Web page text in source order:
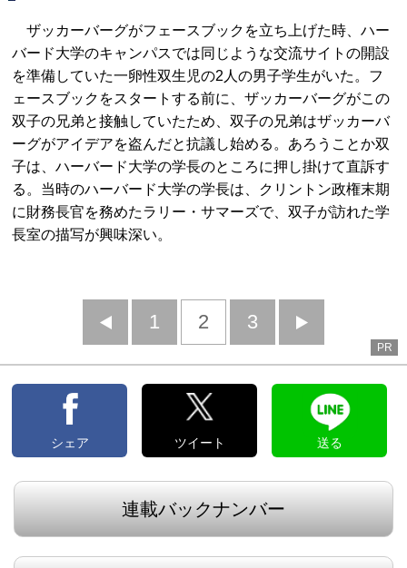
ザッカーバーグがフェースブックを立ち上げた時、ハー
バード大学のキャンパスでは同じような交流サイトの開設
を準備していた一卵性双生児の2人の男子学生がいた。フ
ェースブックをスタートする前に、ザッカーバーグがこの
双子の兄弟と接触していたため、双子の兄弟はザッカーバ
ーグがアイデアを盗んだと抗議し始める。あろうことか双
子は、ハーバード大学の学長のところに押し掛けて直訴す
る。当時のハーバード大学の学長は、クリントン政権末期
に財務長官を務めたラリー・サマーズで、双子が訪れた学
長室の描写が興味深い。
前
へ
1 2 3
へ
PR
シェア ツイート 送る
連載バックナンバー